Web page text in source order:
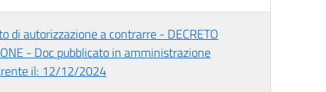
di autorizzazione a contrarre - DECRETO
- Doc pubblicato in amministrazione
il: 12/12/2024